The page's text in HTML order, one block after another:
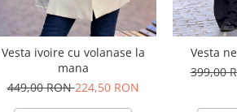
Vesta ivoire cu volanase la
mana
449,00 RON224,50 RON
Vesta
399,00